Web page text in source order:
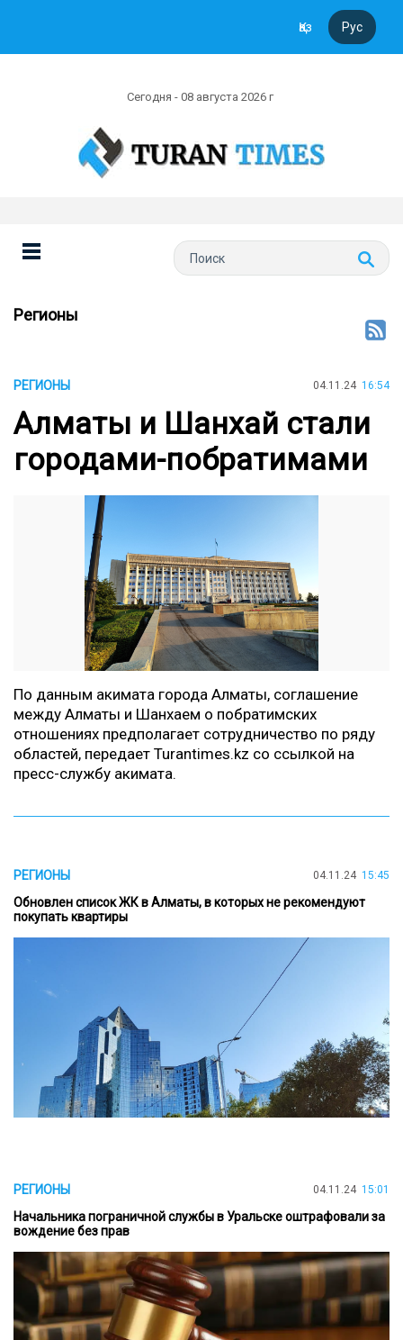
Қаз Рус
Сегодня - 08 августа 2026 г
Регионы
РЕГИОНЫ 04.11.24 16:54
Алматы и Шанхай стали
городами-побратимами
По данным акимата города Алматы, соглашение
между Алматы и Шанхаем о побратимских
отношениях предполагает сотрудничество по ряду
областей, передает Turantimes.kz со ссылкой на
пресс-службу акимата.
РЕГИОНЫ 04.11.24 15:45
Обновлен список ЖК в Алматы, в которых не рекомендуют
покупать квартиры
РЕГИОНЫ 04.11.24 15:01
Начальника пограничной службы в Уральске оштрафовали за
вождение без прав